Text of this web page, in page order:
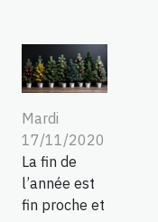
Mardi
17/11/2020
La fin de
l’année est
fin proche et